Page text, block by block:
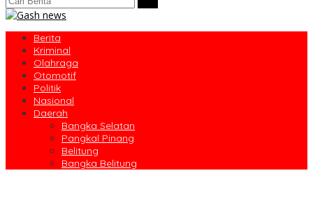
Berita
Kriminal
Olahraga
Otomotif
Politik
Nasional
Daerah
Bangka Selatan
Pangkal Pinang
Belitung
Bangka Belitung